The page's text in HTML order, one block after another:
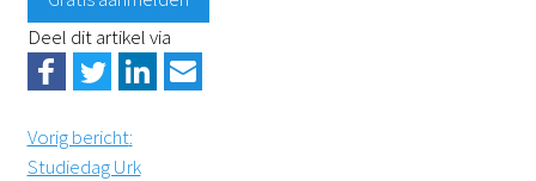
Deel dit artikel via
Vorig bericht:
Studiedag Urk